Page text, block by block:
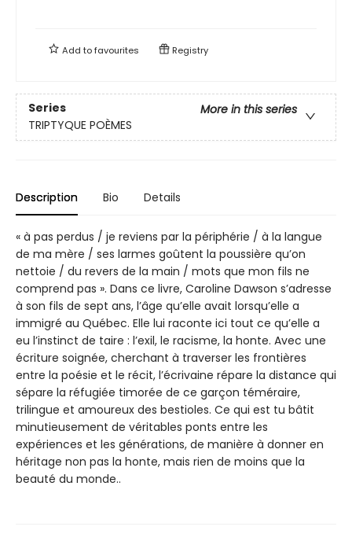
Add tofavourites Registry
Series
More in this series
TRIPTYQUE POÈMES
Description Bio Details
« à pas perdus / je reviens par la périphérie / à la langue
de ma mère / ses larmes goûtent la poussière qu’on
nettoie / du revers de la main / mots que mon fils ne
comprend pas ». Dans ce livre, Caroline Dawson s’adresse
à son fils de sept ans, l’âge qu’elle avait lorsqu’elle a
immigré au Québec. Elle lui raconte ici tout ce qu’elle a
eu l’instinct de taire : l’exil, le racisme, la honte. Avec une
écriture soignée, cherchant à traverser les frontières
entre la poésie et le récit, l’écrivaine répare la distance qui
sépare la réfugiée timorée de ce garçon téméraire,
trilingue et amoureux des bestioles. Ce qui est tu bâtit
minutieusement de véritables ponts entre les
expériences et les générations, de manière à donner en
héritage non pas la honte, mais rien de moins que la
beauté du monde..